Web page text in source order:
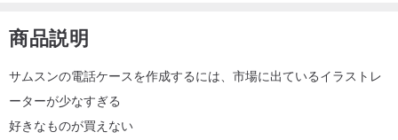
商品説明
サムスンの電話ケースを作成するには、市場に出ているイラストレ
ーターが少なすぎる
好きなものが買えない